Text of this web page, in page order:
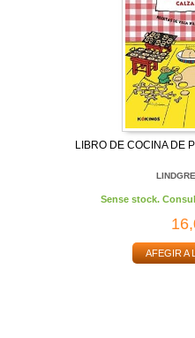
LIBRO DE COCINA DE
Sense stock.
AFEGIR A